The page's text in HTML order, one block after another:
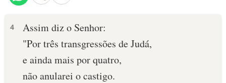
PALAVRA DO DIA
SALMO DO DIA
4
Assim diz o Senhor:
"Por três transgressões de Judá,
e ainda mais por quatro,
não anularei o castigo.